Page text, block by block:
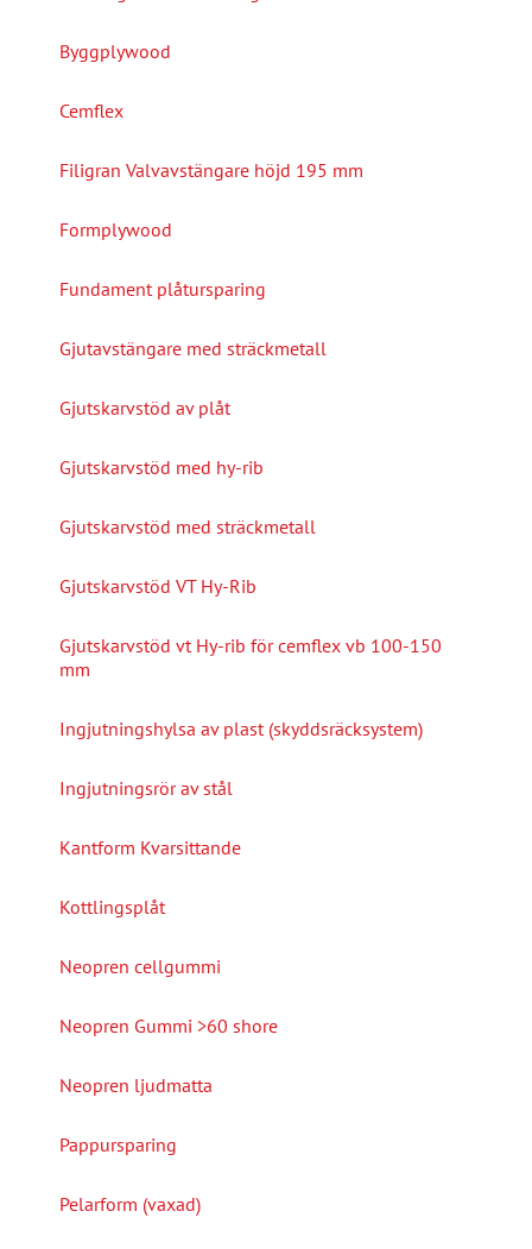
Byggplywood
Cemflex
Filigran Valvavstängare höjd 195 mm
Formplywood
Fundament plåtursparing
Gjutavstängare med sträckmetall
Gjutskarvstöd av plåt
Gjutskarvstöd med hy-rib
Gjutskarvstöd med sträckmetall
Gjutskarvstöd VT Hy-Rib
Gjutskarvstöd vt Hy-rib för cemflex vb 100-150
mm
Ingjutningshylsa av plast (skyddsräcksystem)
Ingjutningsrör av stål
Kantform Kvarsittande
Kottlingsplåt
Neopren cellgummi
Neopren Gummi >60 shore
Neopren ljudmatta
Pappursparing
Pelarform (vaxad)